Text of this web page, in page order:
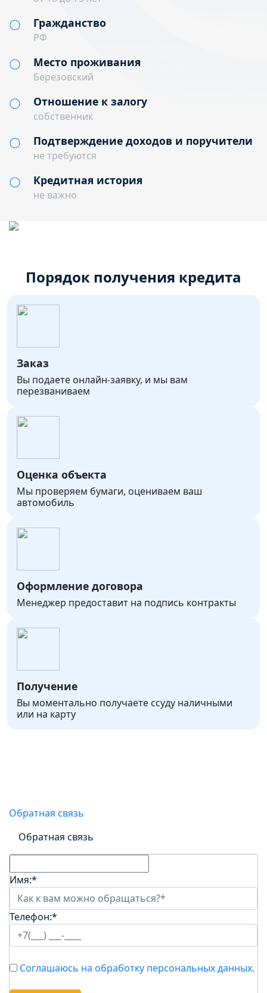
Гражданство
РФ
Место проживания
Березовский
Отношение к залогу
собственник
Подтверждение доходов и поручители
не требуются
Кредитная история
не важно
Порядок получения кредита
Заказ
Вы подаете онлайн-заявку, и мы вам
перезваниваем
Оценка объекта
Мы проверяем бумаги, оцениваем ваш
автомобиль
Оформление договора
Менеджер предоставит на подпись контракты
Получение
Вы моментально получаете ссуду наличными
или на карту
Обратная связь
Обратная связь
Имя:*
Телефон:*
Соглашаюсь на обработку персональных данных.